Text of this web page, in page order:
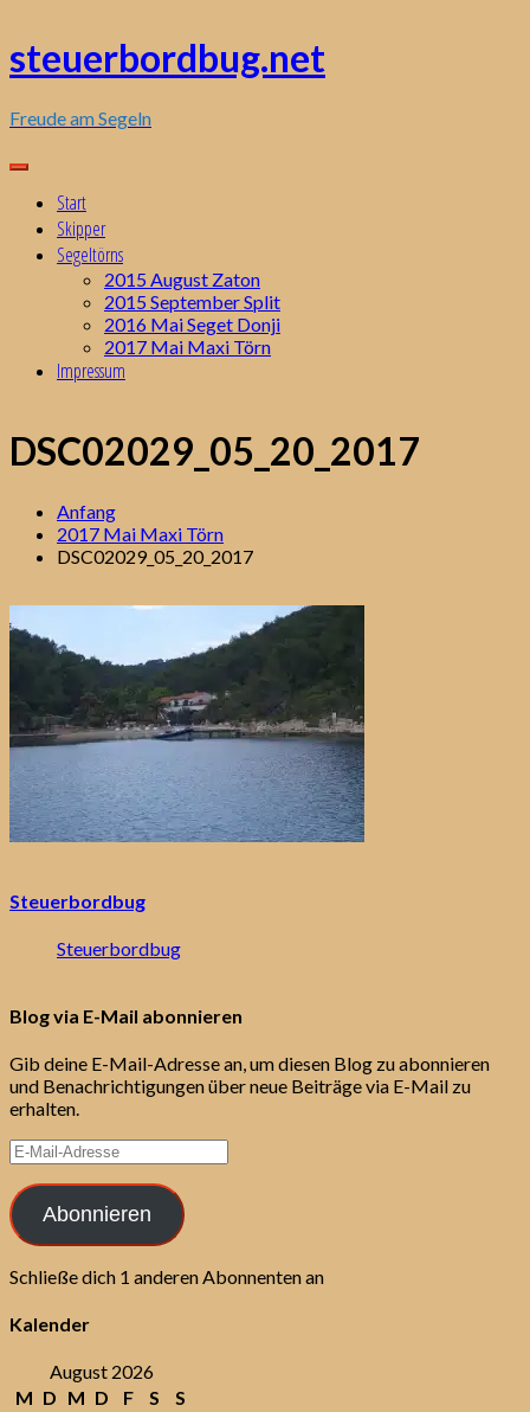
Inhalt
springen
steuerbordbug.net
Freude am Segeln
Start
Skipper
Segeltörns
2015 August Zaton
2015 September Split
2016 Mai Seget Donji
2017 Mai Maxi Törn
Impressum
DSC02029_05_20_2017
Anfang
2017 Mai Maxi Törn
DSC02029_05_20_2017
Steuerbordbug
Steuerbordbug
Blog via E-Mail abonnieren
Gib deine E-Mail-Adresse an, um diesen Blog zu abonnieren
und Benachrichtigungen über neue Beiträge via E-Mail zu
erhalten.
E-
Mail-
Adresse
Abonnieren
Schließe dich 1 anderen Abonnenten an
Kalender
August 2026
M D M D F S
S